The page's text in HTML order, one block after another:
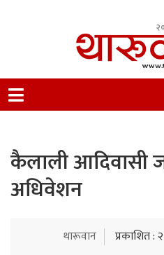
Nepal.
कैलाली आदिवासी
अधिवेशन
थारूवान प्रकाशित :